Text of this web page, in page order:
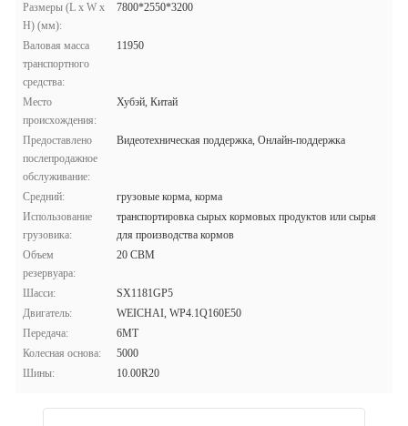
Размеры (L x W x
H) (мм):
7800*2550*3200
Валовая масса
транспортного
средства:
11950
Место
происхождения:
Хубэй, Китай
Предоставлено
послепродажное
обслуживание:
Видеотехническая поддержка, Онлайн-поддержка
Средний:
грузовые корма, корма
Использование
грузовика:
транспортировка сырых кормовых продуктов или сырья
для производства кормов
Объем
резервуара:
20 CBM
Шасси:
SX1181GP5
Двигатель:
WEICHAI, WP4.1Q160E50
Передача:
6MT
Колесная основа:
5000
Шины:
10.00R20